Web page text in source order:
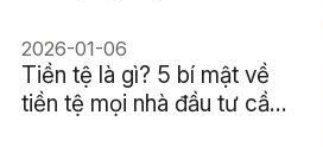
2026-01-06
Tiền tệ là gì? 5 bí mật về
tiền tệ mọi nhà đầu tư cần